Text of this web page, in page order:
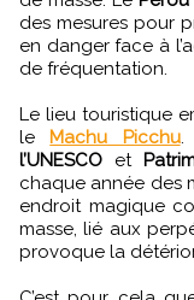
des mesures pour
en danger face à
de fréquentation.
Le lieu touristique
le Machu Picchu.
l’UNESCO et
chaque année des
endroit magique
masse, lié aux
provoque la